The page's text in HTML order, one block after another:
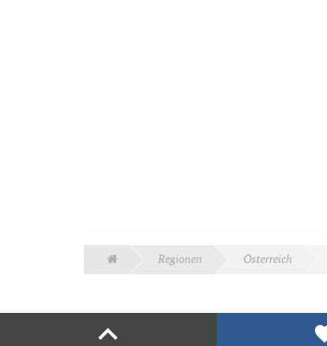
Regionen Österreich